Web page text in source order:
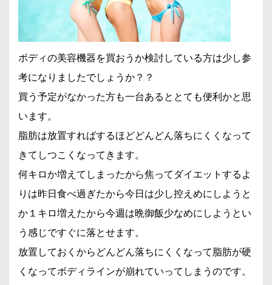
ボディの美容機器を買おうか検討している方は少し参
考になりましたでしょうか？？
買う予定がなかった方も一台あるととても便利かと思
います。
脂肪は放置すればするほどどんどん落ちにくくなって
きてしつこくなってきます。
何キロか増えてしまったから焦ってダイエットするよ
りは昨日食べ過ぎたから今日は少し控えめにしようと
か１キロ増えたから今週は晩御飯少なめにしようとい
う感じですぐに落とせます。
放置しておくからどんどん落ちにくくなって脂肪が硬
くなってボディラインが崩れていってしまうのです。